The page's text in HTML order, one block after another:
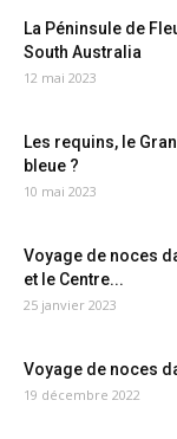
La Péninsule de
South Australia
12 mai 2023
Les requins, le
bleue ?
10 mai 2023
Voyage de noces
et le Centre...
25 janvier 2023
Voyage de noces
19 décembre 2022